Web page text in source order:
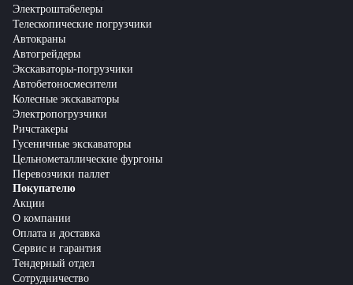
Электроштабелеры
Телескопические погрузчики
Автокраны
Автогрейдеры
Экскаваторы-погрузчики
Автобетоносмесители
Колесные экскаваторы
Электропогрузчики
Ричстакеры
Гусеничные экскаваторы
Цельнометаллические фургоны
Перевозчики паллет
Покупателю
Акции
О компании
Оплата и доставка
Сервис и гарантия
Тендерный отдел
Сотрудничество